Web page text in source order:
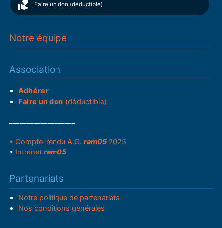
Faire un don (déductible)
Notre équipe
Association
Adhérer
Faire un don (déductible)
• Compte-rendu A.G.ram05 2025
• Intranetram05
Partenariats
Notre politique de partenariats
Nos conditions générales